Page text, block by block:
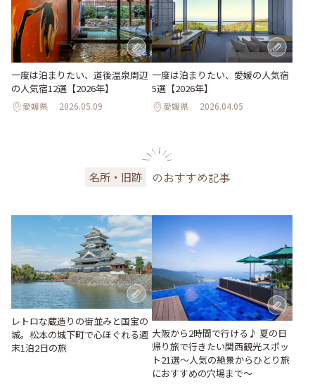
一度は泊まりたい、道後温泉周辺
の人気宿12選【2026年】
愛媛県 2026.05.09
一度は泊まりたい、愛媛の人気宿
5選【2026年】
愛媛県 2026.04.05
名所・旧跡 のおすすめ記事
レトロな蔵造りの街並みと国宝の
城。松本の城下町で心ほぐれる週
末1泊2日の旅
大阪から2時間で行ける♪ 夏の日
帰り旅で行きたい関西観光スポッ
ト21選～人気の絶景からひとり旅
におすすめの穴場まで～